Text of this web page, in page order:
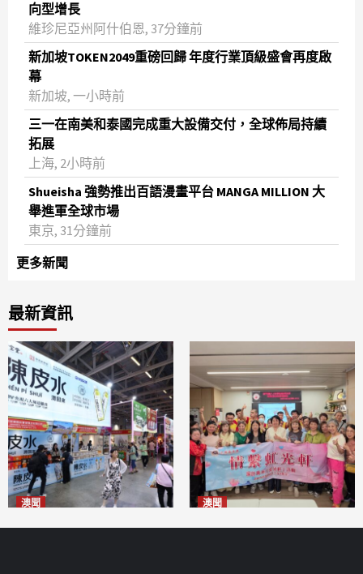
向型增長
維珍尼亞州阿什伯恩, 37分鐘前
新加坡TOKEN2049重磅回歸 年度行業頂級盛會再度啟
幕
新加坡, 一小時前
三一在南美和泰國完成重大設備交付，全球佈局持續
拓展
上海, 2小時前
Shueisha 強勢推出百語漫畫平台 MANGA MILLION 大
舉進軍全球市場
東京, 31分鐘前
更多新聞
最新資訊
澳聞 澳聞